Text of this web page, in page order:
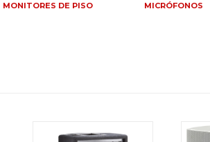
MONITORES DE PISO MICRÓFONOS